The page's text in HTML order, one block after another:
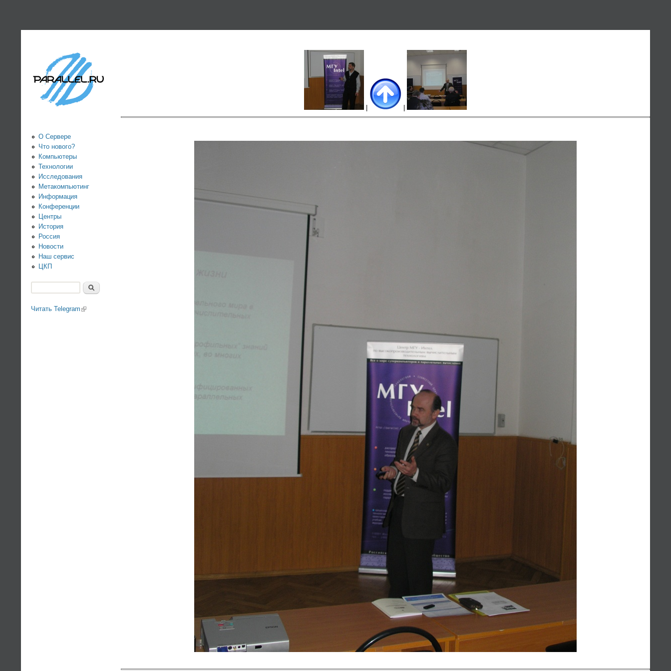
Информационно-
аналитический
центр по
параллельным
вычислениям
О Сервере
Что нового?
Компьютеры
Технологии
Исследования
Метакомпьютинг
Информация
Конференции
Центры
История
Россия
Новости
Наш сервис
ЦКП
Читать Telegram (link is external)